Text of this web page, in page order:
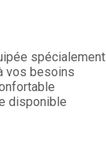
spécialement
vos besoins
disponible